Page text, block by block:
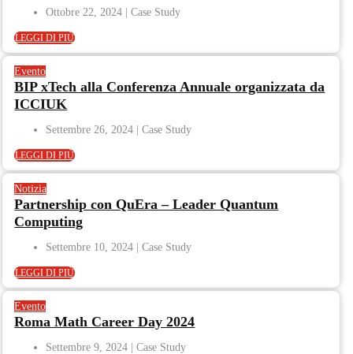
Ottobre 22, 2024
LEGGI DI PIÙ
Evento
BIP xTech alla Conferenza Annuale organizzata da
ICCIUK
Settembre 26, 2024
LEGGI DI PIÙ
Notizia
Partnership con QuEra – Leader Quantum
Computing
Settembre 10, 2024
LEGGI DI PIÙ
Evento
Roma Math Career Day 2024
Settembre 9, 2024